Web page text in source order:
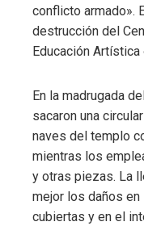
conflicto armado».
destrucción del
Educación Artística
En la madrugada
sacaron una
naves del templo
mientras los
y otras piezas. La
mejor los daños
cubiertas y en el